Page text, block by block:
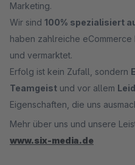
Marketing.
Wir sind 100% spezialisiert
haben zahlreiche
und vermarktet.
Erfolg ist kein Zufall, sondern
Teamgeist und vor allem
Eigenschaften, die uns
Mehr über uns und unsere
www.six-media.de